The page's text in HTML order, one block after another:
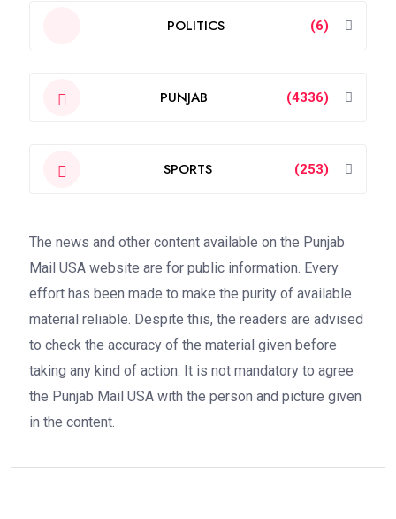
POLITICS (6)
PUNJAB (4336)
SPORTS (253)
The news and other content available on the Punjab
Mail USA website are for public information. Every
effort has been made to make the purity of available
material reliable. Despite this, the readers are advised
to check the accuracy of the material given before
taking any kind of action. It is not mandatory to agree
the Punjab Mail USA with the person and picture given
in the content.